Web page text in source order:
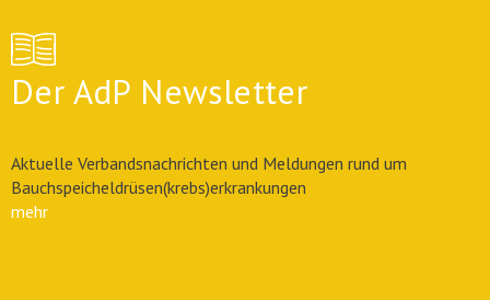
Der AdP Newsletter
Aktuelle Verbandsnachrichten und Meldungen rund um
Bauchspeicheldrüsen(krebs)erkrankungen
mehr